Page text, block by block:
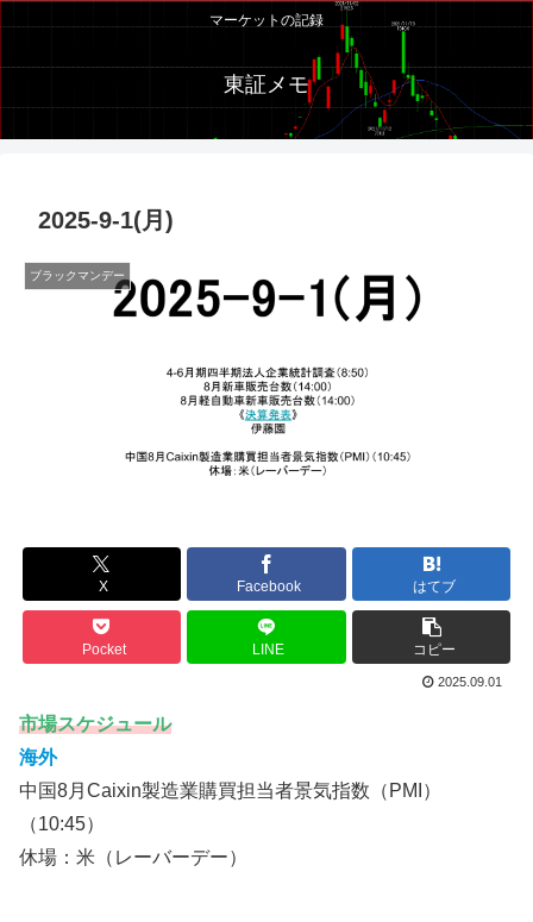
マーケットの記録
東証メモ
2025-9-1(月)
ブラックマンデー
X Facebook はてブ
Pocket LINE コピー
2025.09.01
市場スケジュール
海外
中国8月Caixin製造業購買担当者景気指数（PMI）
（10:45）
休場：米（レーバーデー）